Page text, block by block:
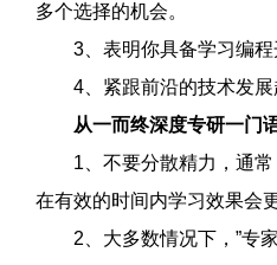
多个选择的机会。
3、表明你具备学习编程
4、紧跟前沿的技术发展
从一而终深度专研一门
1、不要分散精力，通常
在有效的时间内学习效果会
2、大多数情况下，”专家